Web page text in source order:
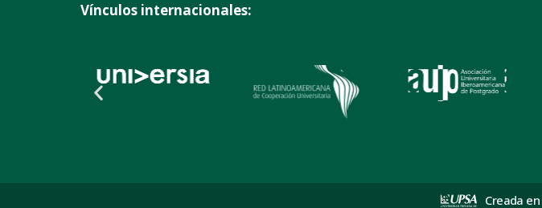
Vínculos internacionales:
Creada en